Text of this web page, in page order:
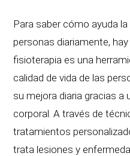
Para saber cómo ayuda
personas diariamente,
fisioterapia es una
calidad de vida de las
su mejora diaria gracias a
corporal. A través de
tratamientos
trata lesiones y